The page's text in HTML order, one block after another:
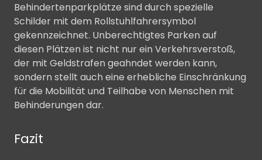
Behindertenparkplätze sind durch spezielle
Schilder mit dem Rollstuhlfahrersymbol
gekennzeichnet. Unberechtigtes Parken auf
diesen Plätzen ist nicht nur ein Verkehrsverstoß,
der mit Geldstrafen geahndet werden kann,
sondern stellt auch eine erhebliche Einschränkung
für die Mobilität und Teilhabe von Menschen mit
Behinderungen dar.
Fazit